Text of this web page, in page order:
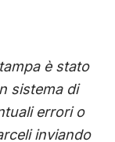
è stato
sistema di
errori o
inviando